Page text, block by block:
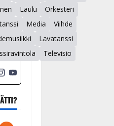
Laulu
Orkesteri
Media
Viihde
Lavatanssi
Televisio